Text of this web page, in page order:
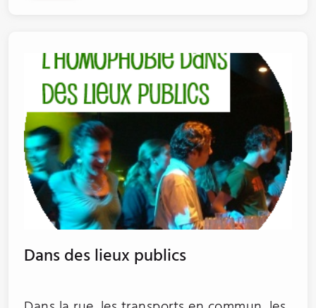
Dans des lieux publics